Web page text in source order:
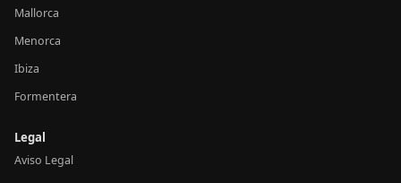
Mallorca
Menorca
Ibiza
Formentera
Legal
Aviso Legal